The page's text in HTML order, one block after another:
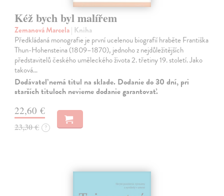
Kéž bych byl malířem
Zemanová Marcela| Kniha
Předkládaná monografie je první ucelenou biografií hraběte Františka
Thun-Hohensteina (1809–1870), jednoho z nejdůležitějších
představitelů českého uměleckého života 2. třetiny 19. století. Jako
taková…
Dodávateľ nemá titul na sklade. Dodanie do 30 dní, pri
starších tituloch nevieme dodanie garantovať.
22,60 €
23,30 € ?